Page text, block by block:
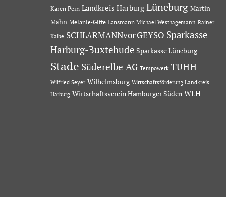
Karen Pein Landkreis Harburg Lüneburg Martin
Mahn Melanie-Gitte Lansmann Michael Westhagemann Rainer
Kalbe SCHLARMANNvonGEYSO Sparkasse
Harburg-Buxtehude Sparkasse Lüneburg
Stade Süderelbe AG Tempowerk TUHH
Wilfried Seyer Wilhelmsburg Wirtschaftsförderung Landkreis
Harburg Wirtschaftsverein Hamburger Süden WLH